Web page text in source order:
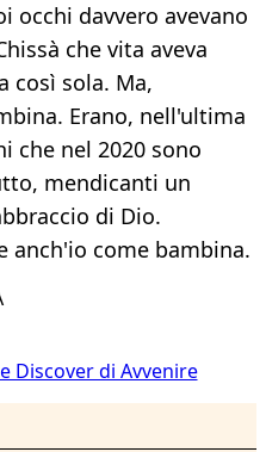
occhi davvero avevano
che vita aveva
così sola. Ma,
Erano, nell'ultima
che nel 2020 sono
mendicanti un
di Dio.
anch'io come bambina.
Discover di Avvenire